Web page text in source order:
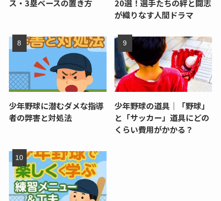
ス・3塁ベースの置き方
20選！選手たちの絆と闘志
が織りなす人間ドラマ
少年野球に潜むダメな指導
者の弊害と対処法
少年野球の道具｜「野球」
と「サッカー」道具にどの
くらい費用がかかる？